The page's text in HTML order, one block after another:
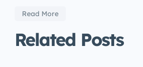
Read More
Related Posts